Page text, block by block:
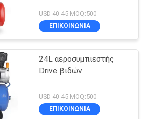
USD 40-45 MOQ:500
ΕΠΙΚΟΙΝΩΝΙΑ
24L αεροσυμπιεστής
Drive βιδών
USD 40-45 MOQ:500
ΕΠΙΚΟΙΝΩΝΙΑ